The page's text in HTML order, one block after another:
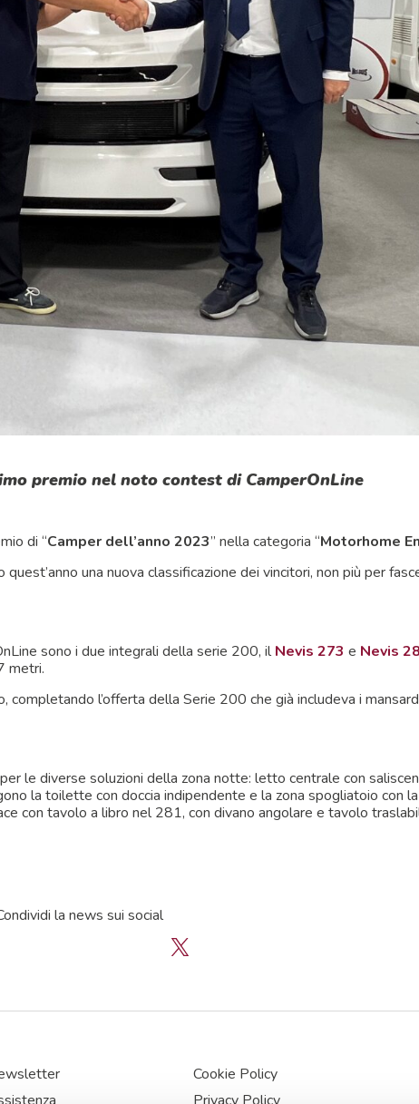
premio nel noto contest di CamperOnLine
di “Camper dell’anno 2023” nella categoria “Motorhome
una nuova classificazione dei vincitori, non più per
sono i due integrali della serie 200, ilNevis 273 e Nevis
metri.
l’offerta della Serie 200 che già includeva i
le diverse soluzioni della zona notte: letto centrale con
la toilette con doccia indipendente e la zona spogliatoio con
con tavolo a libro nel 281, con divano angolare e tavolo
la news sui social
Cookie Policy